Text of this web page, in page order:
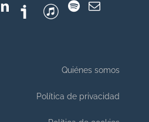
Quiénes somos
Política de privacidad